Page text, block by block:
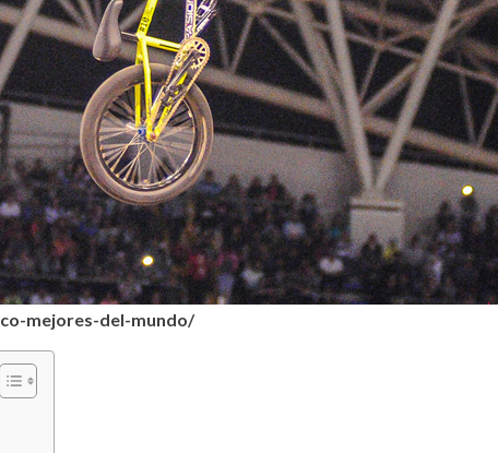
mejores-del-mundo/